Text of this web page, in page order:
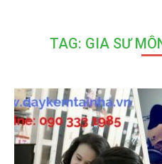
TAG: GIA SƯ